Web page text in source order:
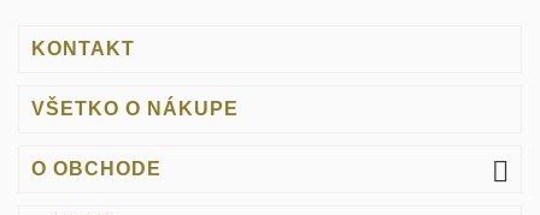
KONTAKT
VŠETKO O NÁKUPE
O OBCHODE 